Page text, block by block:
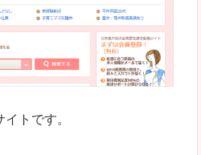
オフィスワークを探している方にとっ
部分があるので、逆に一般的なお仕
性ならではの職種の専門性が高いの
トです。